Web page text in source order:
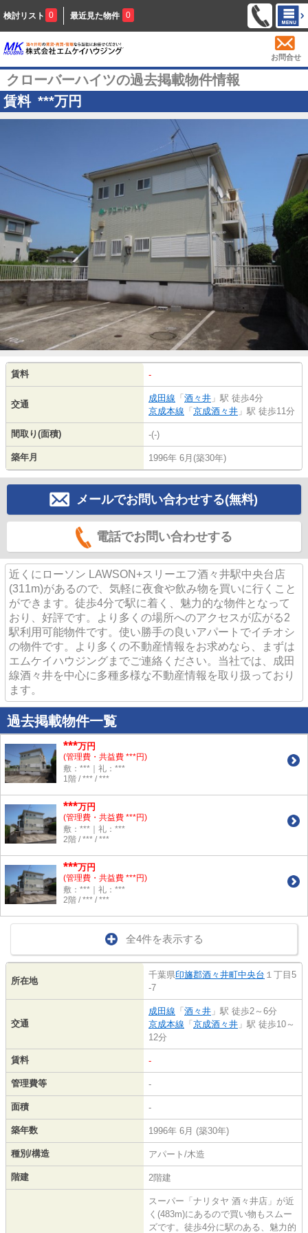
検討リスト 0 最近見た物件 0
お問合せ
クローバーハイツの過去掲載物件情報
賃料 ***万円
賃料 -
交通
成田線 「 酒々井 」駅 徒歩4分
京成本線 「 京成酒々井 」駅 徒歩11分
間取り(面積) -(-)
築年月 1996年 6月(築30年)
メールでお問い合わせする(無料)
電話でお問い合わせする
近くにローソン LAWSON+スリーエフ酒々井駅中央台店
(311m)があるので、気軽に夜食や飲み物を買いに行くこと
ができます。徒歩4分で駅に着く、魅力的な物件となって
おり、好評です。より多くの場所へのアクセスが広がる2
駅利用可能物件です。使い勝手の良いアパートでイチオシ
の物件です。より多くの不動産情報をお求めなら、まずは
エムケイハウジングまでご連絡ください。当社では、成田
線酒々井を中心に多種多様な不動産情報を取り扱っており
ます。
過去掲載物件一覧
***万円
(管理費・共益費 ***円)
敷：***｜礼：***
1階 / *** / ***
***万円
(管理費・共益費 ***円)
敷：***｜礼：***
2階 / *** / ***
***万円
(管理費・共益費 ***円)
敷：***｜礼：***
2階 / *** / ***
全4件を表示する
所在地
千葉県印旛郡酒々井町中央台 １丁目5
-7
交通
成田線 「 酒々井 」駅 徒歩2～6分
京成本線 「 京成酒々井 」駅 徒歩10～
12分
賃料 -
管理費等 -
面積 -
築年数 1996年 6月 (築30年)
種別/構造 アパート/木造
階建 2階建
スーパー「ナリタヤ 酒々井店」が近
く(483m)にあるので買い物もスムー
ズです。徒歩4分に駅のある、魅力的